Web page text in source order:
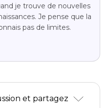
je trouve de nouvelles
Je pense que la
pas de limites.
et partagez